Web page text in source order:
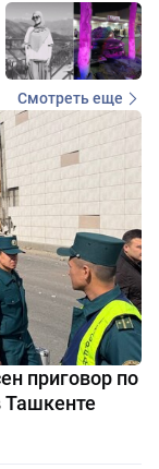
Смотреть еще
приговор по
Ташкенте